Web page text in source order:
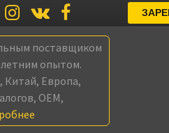
поставщиком
опытом.
Китай, Европа,
OEM,